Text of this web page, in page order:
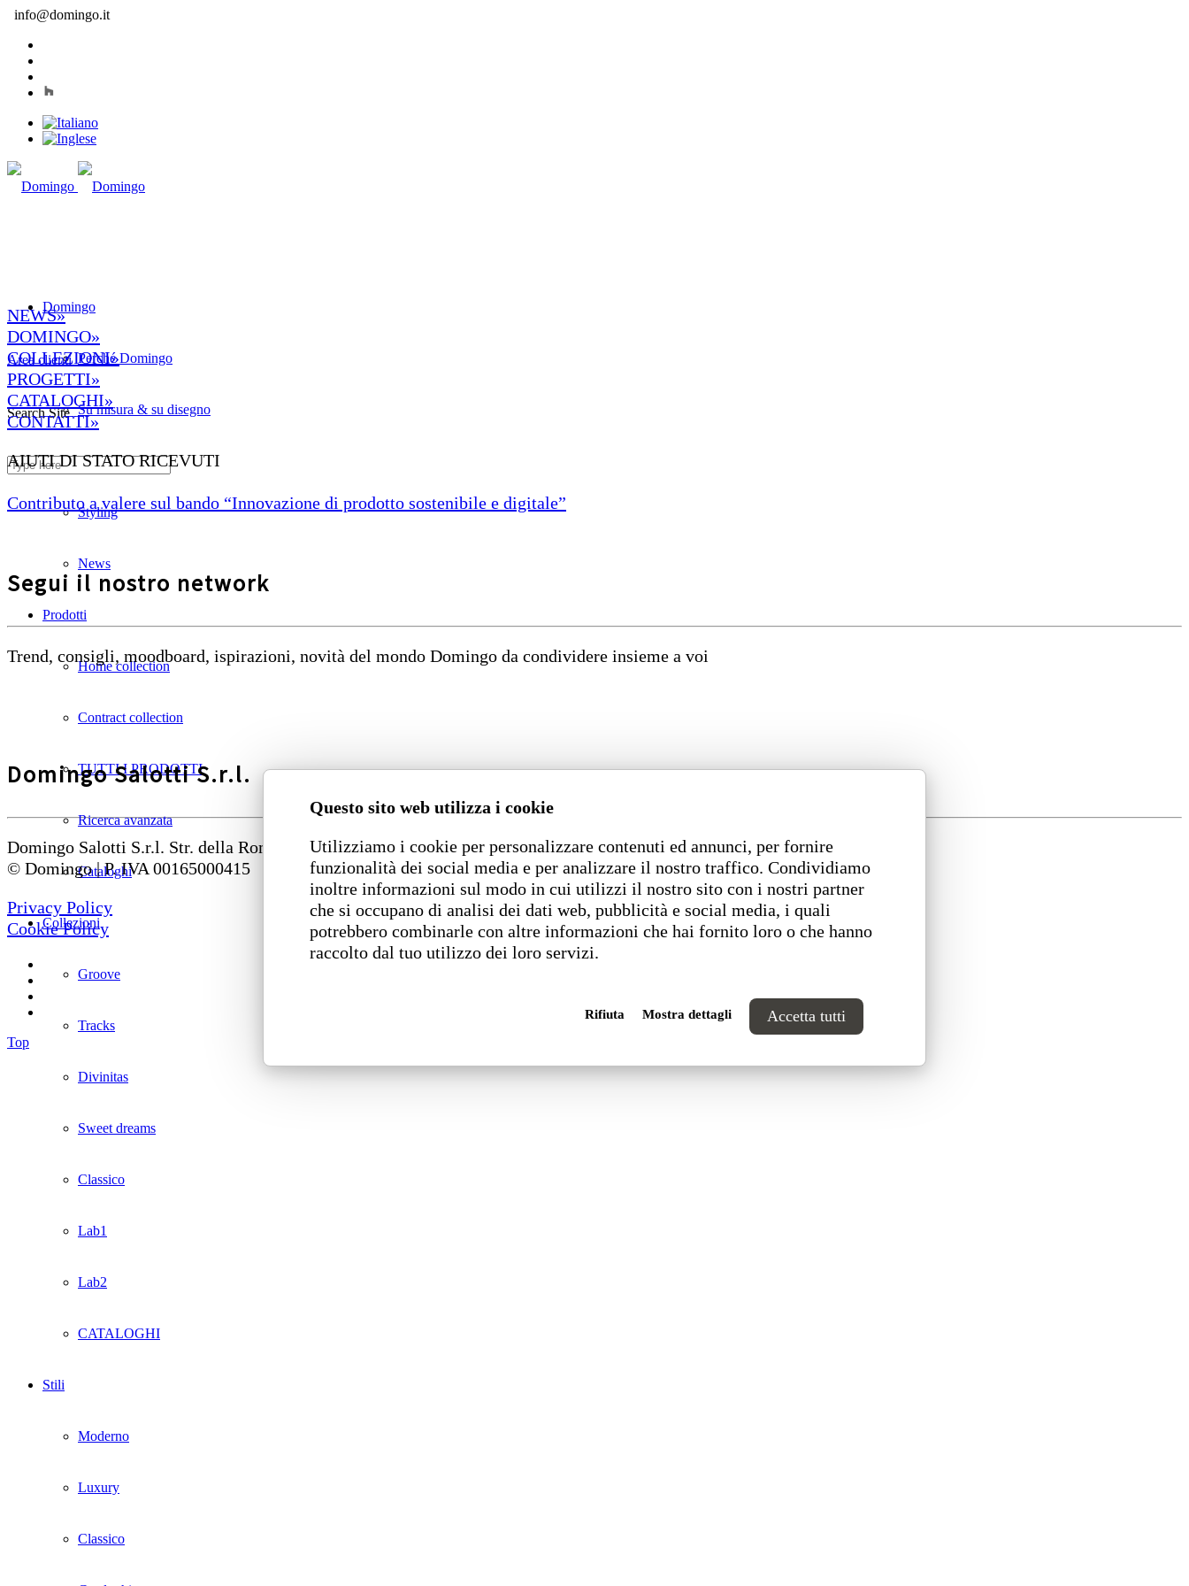
Questo sito web utilizza i cookie
Utilizziamo i cookie per personalizzare contenuti ed annunci, per fornire
funzionalità dei social media e per analizzare il nostro traffico. Condividiamo
inoltre informazioni sul modo in cui utilizzi il nostro sito con i nostri partner
che si occupano di analisi dei dati web, pubblicità e social media, i quali
potrebbero combinarle con altre informazioni che hai fornito loro o che hanno
raccolto dal tuo utilizzo dei loro servizi.
Rifiuta Mostra dettagli Accetta tutti
info@domingo.it
Domingo
Perché Domingo
Su misura & su disegno
Divani ignifughi
Styling
News
Prodotti
Home collection
Contract collection
TUTTI I PRODOTTI
Ricerca avanzata
Cataloghi
Collezioni
Groove
Tracks
Divinitas
Sweet dreams
Classico
Lab1
Lab2
CATALOGHI
Stili
Moderno
Luxury
Classico
Area clienti
Search Site
NEWS»
DOMINGO»
COLLEZIONI»
PROGETTI»
CATALOGHI»
CONTATTI»
AIUTI DI STATO RICEVUTI
Contributo a valere sul bando “Innovazione di prodotto sostenibile e digitale”
Segui il nostro network
Trend, consigli, moodboard, ispirazioni, novità del mondo Domingo da condividere insieme a voi
Domingo Salotti S.r.l.
Domingo Salotti S.r.l. Str. della Romagna, 285 – 61121 Pesaro (PU) Italia
© Domingo | P. IVA 00165000415
Privacy Policy
Cookie Policy
Top